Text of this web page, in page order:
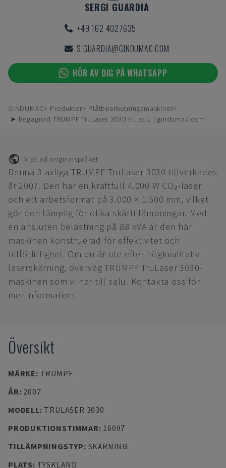
SERGI GUARDIA
+49 162 4027635
S.GUARDIA@GINDUMAC.COM
HÖR AV DIG PÅ WHATSAPP
GINDUMAC Produkter
Plåtbearbetningsmaskiner
➤ Begagnad TRUMPF TruLaser 3030 till salu | gindumac.com
Visa på originalspråket
Denna 3-axliga TRUMPF TruLaser 3030 tillverkades
år 2007. Den har en kraftfull 4.000 W CO₂-laser
och ett arbetsformat på 3.000 × 1.500 mm, vilket
gör den lämplig för olika skärtillämpningar. Med
en ansluten belastning på 88 kVA är den här
maskinen konstruerad för effektivitet och
tillförlitlighet. Om du är ute efter högkvalitativ
laserskärning, överväg TRUMPF TruLaser 3030-
maskinen som vi har till salu. Kontakta oss för
mer information.
Översikt
MÄRKE: TRUMPF
ÅR: 2007
MODELL: TRULASER 3030
PRODUKTIONSTIMMAR: 16097
TILLÄMPNINGSTYP: SKÄRNING
PLATS: TYSKLAND